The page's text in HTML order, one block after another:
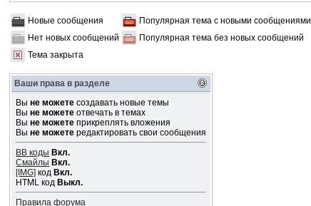
Новые сообщения
Популярная тема с новыми сообщениями
Нет новых сообщений
Популярная тема без новых сообщений
Тема закрыта
Ваши права в разделе
Выне можете создавать новые темы
Выне можете отвечать в темах
Выне можете прикреплять вложения
Выне можете редактировать свои сообщения
BB коды Вкл.
Смайлы Вкл.
[IMG] код Вкл.
HTML код Выкл.
Правила форума